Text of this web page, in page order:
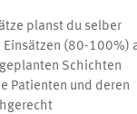
planst du selber
Einsätzen (80-100%)
Schichten
Patienten und deren